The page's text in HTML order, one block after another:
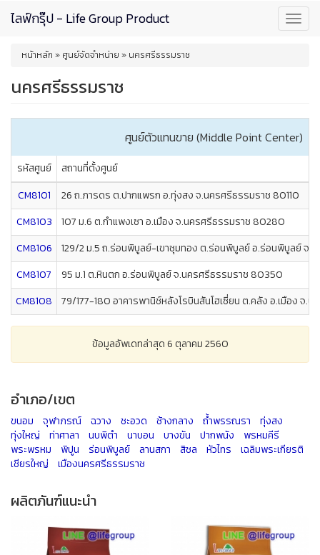
content
ไลฟ์กรุ๊ป - Life Group Product
You
here
หน้าหลัก » ศูนย์จัดจำหน่าย » นครศรีธรรมราช
นครศรีธรรมราช
ศูนย์ตัวแทนขาย (Middle Point Center)
รหัสศูนย์
สถานที่ตั้งศูนย์
CM8101
26 ถ.ภารดร ต.ปากแพรก อ.ทุ่งสง จ.นครศรีธรรมราช 80110
CM8103
107 ม.6 ต.กำแพงเซา อ.เมือง จ.นครศรีธรรมราช 80280
CM8106
129/2 ม.5 ถ.ร่อนพิบูลย์-เขาชุมทอง ต.ร่อนพิบูลย์ อ.ร่อนพิบูลย์ จ.
CM8107
95 ม.1 ต.หินตก อ.ร่อนพิบูลย์ จ.นครศรีธรรมราช 80350
CM8108
79/177-180 อาคารพานิช์หลังโรบินสันโฮเซี่ยน ต.คลัง อ.เมือง จ
ข้อมูลอัพเดทล่าสุด 6 ตุลาคม 2560
อำเภอ/เขต
ขนอม จุฬาภรณ์ ฉวาง ชะอวด ช้างกลาง ถ้ำพรรณรา
ทุ่งสง
ทุ่งใหญ่
ท่าศาลา นบพิตำ นาบอน บางขัน ปากพนัง
พรหมคีรี
พระพรหม
พิปูน ร่อนพิบูลย์ ลานสกา สิชล หัวไทร
เฉลิมพระเกียรติ
เชียรใหญ่
เมืองนครศรีธรรมราช
ผลิตภันฑ์แนะนำ